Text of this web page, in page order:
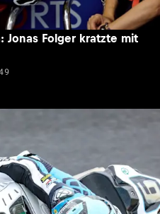
Jonas Folger kratzte mit